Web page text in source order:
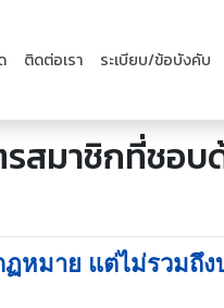
ติดต่อเรา ระเบียบ/ข้อบังคับ
รสมาชิกที่ชอ
ฏหมาย แต่ไม่รวมถึ